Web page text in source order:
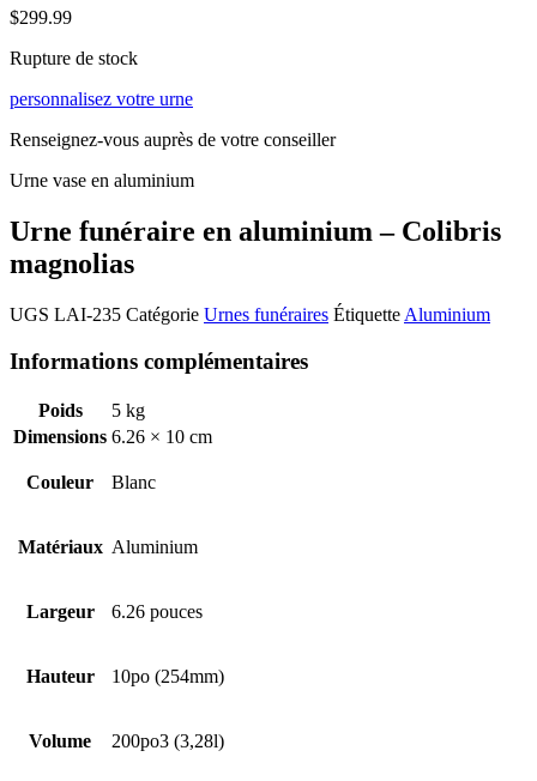
$299.99
Rupture de stock
personnalisez votre urne
Renseignez-vous auprès de votre conseiller
Urne vase en aluminium
Urne funéraire en aluminium – Colibris
magnolias
UGS LAI-235 Catégorie Urnes funéraires Étiquette Aluminium
Informations complémentaires
Poids
5 kg
Dimensions 6.26 × 10 cm
Couleur Blanc
Matériaux Aluminium
Largeur 6.26 pouces
Hauteur 10po (254mm)
Volume 200po3 (3,28l)